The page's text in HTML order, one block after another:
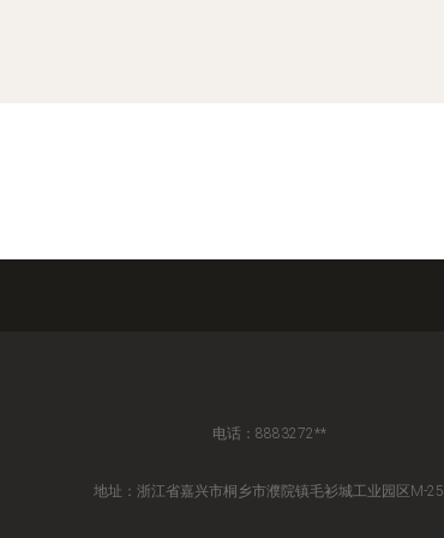
电话：8883272**
地址：浙江省嘉兴市桐乡市濮院镇毛衫城工业园区M-25